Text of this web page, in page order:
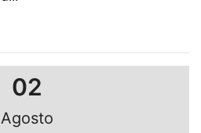
02
Agosto